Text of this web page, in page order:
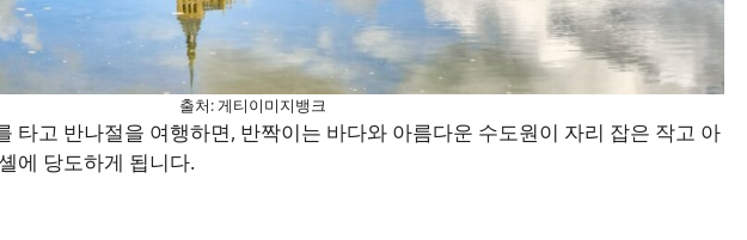
출처: 게티이미지뱅크
타고 반나절을 여행하면, 반짝이는 바다와 아름다운 수도원이 자리 잡은 작고 아
에 당도하게 됩니다.